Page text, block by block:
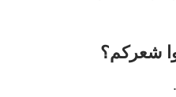
شعركم؟